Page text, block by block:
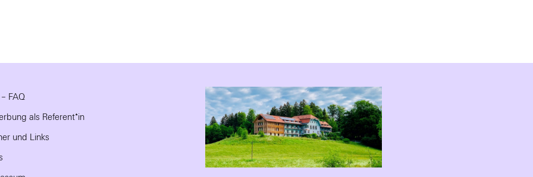
FAQ
als Referent*in
und Links